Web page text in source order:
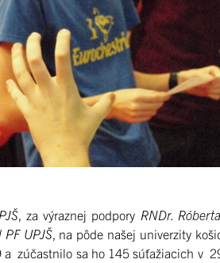
, za výraznej podpory RNDr.
UPJŠ, na pôde našej univerzity
zúčastnilo sa ho 145 súťažiacich v